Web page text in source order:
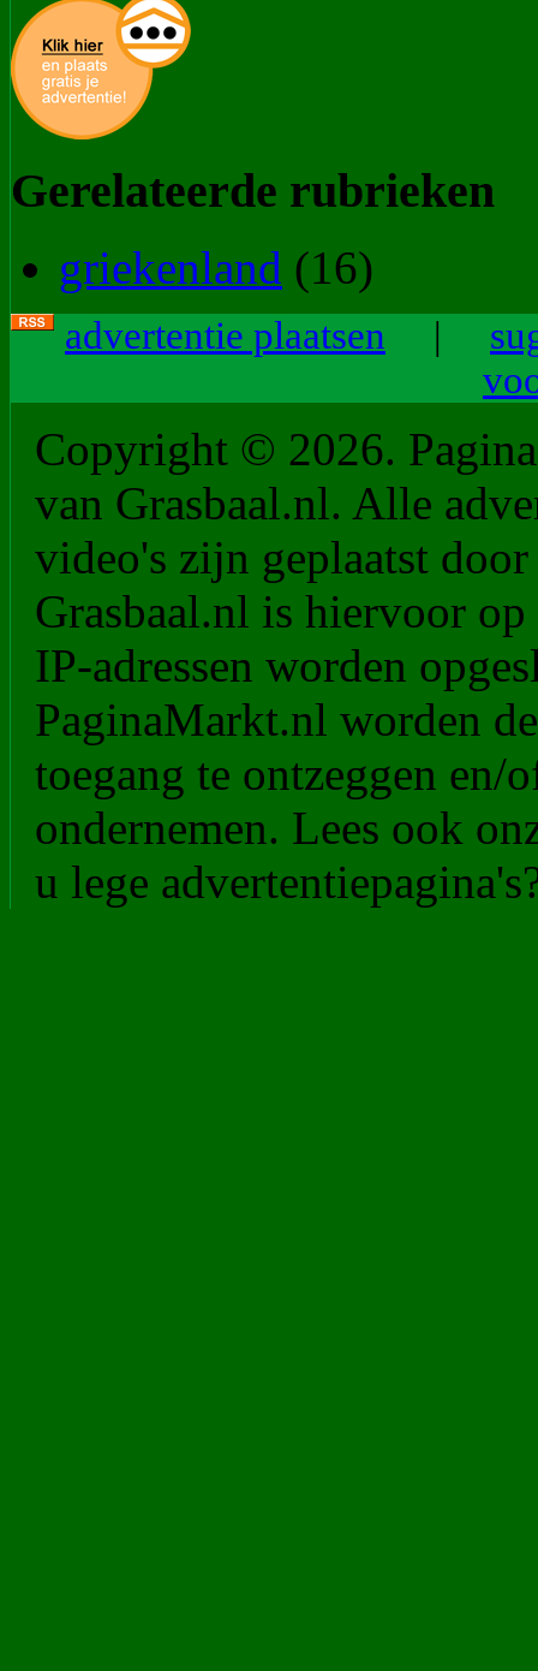
Gerelateerde rubrieken
griekenland (16)
advertentie plaatsen |
Copyright © 2026.
van Grasbaal.nl. Alle
video's zijn geplaatst
Grasbaal.nl is hiervoor
IP-adressen worden
PaginaMarkt.nl worden
toegang te ontzeggen en/
ondernemen. Lees ook
u lege